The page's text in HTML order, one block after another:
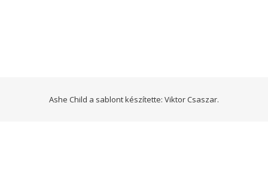
Ashe Child a sablont készítette: Viktor Csaszar.